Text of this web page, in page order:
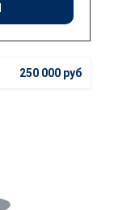
250 000 руб